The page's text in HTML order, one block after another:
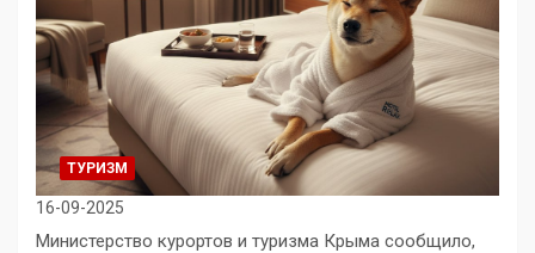
ТУРИЗМ
16-09-2025
Министерство курортов и туризма Крыма сообщило,